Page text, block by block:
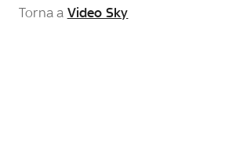
Torna a Video Sky